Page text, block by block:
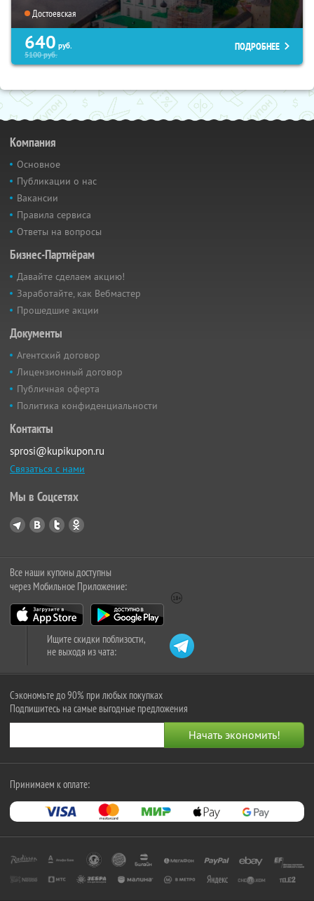
Достоевская
640 руб.
5100руб.
ПОДРОБНЕЕ
Компания
Основное
Публикации о нас
Вакансии
Правила сервиса
Ответы на вопросы
Бизнес-Партнёрам
Давайте сделаем акцию!
Заработайте, как Вебмастер
Прошедшие акции
Документы
Агентский договор
Лицензионный договор
Публичная оферта
Политика конфиденциальности
Контакты
sprosi@kupikupon.ru
Связаться с нами
Мы в Соцсетях
Все наши купоны доступны
через Мобильное Приложение:
Ищите скидки поблизости,
не выходя из чата:
Сэкономьте до 90% при любых покупках
Подпишитесь на самые выгодные предложения
Принимаем к оплате: